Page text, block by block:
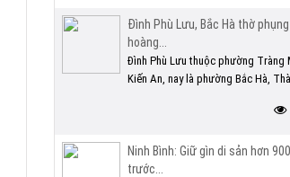
Đình Phù Lưu, Bắc Hà thờ
hoàng...
Đình Phù Lưu thuộc phường Tràng
Kiến An, nay là phường Bắc Hà,
Ninh Bình: Giữ gìn di sản hơn
trước...